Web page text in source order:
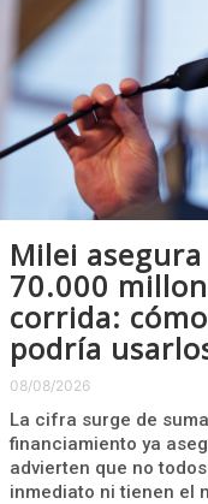
Milei
70.000
corrida:
podría
08/08/2026
La cifra surge de
financiamiento ya
advierten que no
inmediato ni tienen el